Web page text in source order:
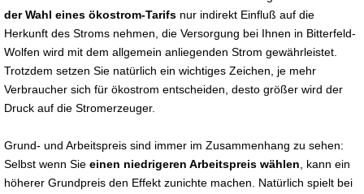
der Wahl eines ökostrom-Tarifs nur indirekt Einfluß auf die
Herkunft des Stroms nehmen, die Versorgung bei Ihnen in Bitterfeld-
Wolfen wird mit dem allgemein anliegenden Strom gewährleistet.
Trotzdem setzen Sie natürlich ein wichtiges Zeichen, je mehr
Verbraucher sich für ökostrom entscheiden, desto größer wird der
Druck auf die Stromerzeuger.
Grund- und Arbeitspreis sind immer im Zusammenhang zu sehen:
Selbst wenn Sie einen niedrigeren Arbeitspreis wählen , kann ein
höherer Grundpreis den Effekt zunichte machen. Natürlich spielt bei